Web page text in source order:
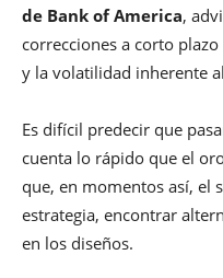
de Bank of America,
correcciones a corto
y la volatilidad inherente
Es difícil predecir que
cuenta lo rápido que el
que, en momentos así, el
estrategia, encontrar
en los diseños.